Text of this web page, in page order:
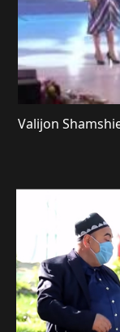
Valijon